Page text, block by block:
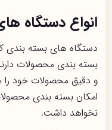
انواع دستگاه
دستگاه های بسته بندی
بسته بندی محصولات
و دقیق محصولات خود را
امکان بسته بندی
نخواهد داشت.